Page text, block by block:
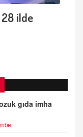
ilde
gıda imha